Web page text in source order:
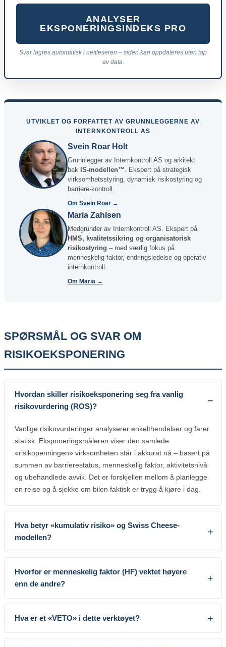
ANALYSER
EKSPONERINGSINDEKS PRO
Svar lagres automatisk i nettleseren – siden kan oppdateres uten tap
av data.
UTVIKLET OG FORFATTET AV GRUNNLEGGERNE AV
INTERNKONTROLL AS
Svein Roar Holt
Grunnlegger av Internkontroll AS og arkitekt
bak IS-modellen™ . Ekspert på strategisk
virksomhetsstyring, dynamisk risikostyring og
barriere-kontroll.
Om Svein Roar →
Maria Zahlsen
Medgründer av Internkontroll AS. Ekspert på
HMS, kvalitetssikring og organisatorisk
risikostyring – med særlig fokus på
menneskelig faktor, endringsledelse og operativ
internkontroll.
Om Maria →
SPØRSMÅL OG SVAR OM
RISIKOEKSPONERING
Hvordan skiller risikoeksponering seg fra vanlig
risikovurdering (ROS)?
Vanlige risikovurderinger analyserer enkelthendelser og farer
statisk. Eksponeringsmåleren viser den samlede
«risikopenningen» virksomheten står i akkurat nå – basert på
summen av barrierestatus, menneskelig faktor, aktivitetsnivå
og ubehandlede avvik. Det er forskjellen mellom å planlegge
en reise og å sjekke om bilen faktisk er trygg å kjøre i dag.
Hva betyr «kumulativ risiko» og Swiss Cheese-
modellen?
Hvorfor er menneskelig faktor (HF) vektet høyere
enn de andre?
Hva er et «VETO» i dette verktøyet?